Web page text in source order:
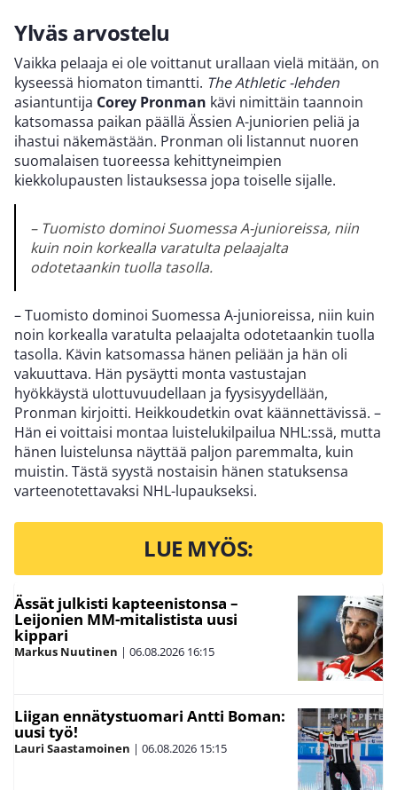
Ylväs arvostelu
Vaikka pelaaja ei ole voittanut urallaan vielä mitään, on
kyseessä hiomaton timantti. The Athletic -lehden
asiantuntija Corey Pronman kävi nimittäin taannoin
katsomassa paikan päällä Ässien A-juniorien peliä ja
ihastui näkemästään. Pronman oli listannut nuoren
suomalaisen tuoreessa kehittyneimpien
kiekkolupausten listauksessa jopa toiselle sijalle.
– Tuomisto dominoi Suomessa A-junioreissa, niin
kuin noin korkealla varatulta pelaajalta
odotetaankin tuolla tasolla.
– Tuomisto dominoi Suomessa A-junioreissa, niin kuin
noin korkealla varatulta pelaajalta odotetaankin tuolla
tasolla. Kävin katsomassa hänen peliään ja hän oli
vakuuttava. Hän pysäytti monta vastustajan
hyökkäystä ulottuvuudellaan ja fyysisyydellään,
Pronman kirjoitti. Heikkoudetkin ovat käännettävissä. –
Hän ei voittaisi montaa luistelukilpailua NHL:ssä, mutta
hänen luistelunsa näyttää paljon paremmalta, kuin
muistin. Tästä syystä nostaisin hänen statuksensa
varteenotettavaksi NHL-lupaukseksi.
LUE MYÖS:
Ässät julkisti kapteenistonsa –
Leijonien MM-mitalistista uusi
kippari
Markus Nuutinen | 06.08.2026 16:15
Liigan ennätystuomari Antti Boman:
uusi työ!
Lauri Saastamoinen | 06.08.2026 15:15